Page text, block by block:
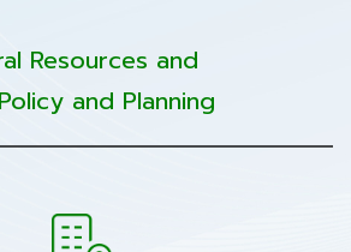
Resources and
and Planning